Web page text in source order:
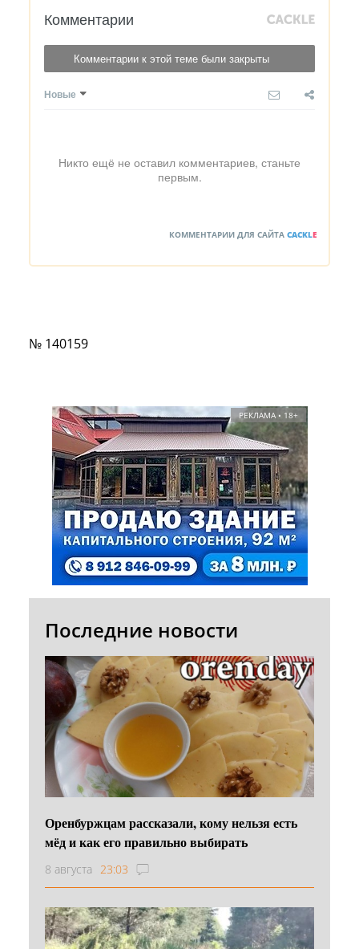
Комментарии
Комментарии к этой теме были закрыты
Новые
Никто ещё не оставил комментариев, станьте
первым.
КОММЕНТАРИИ ДЛЯ САЙТА CACKLE
№ 140159
РЕКЛАМА • 18+
Последние новости
Оренбуржцам рассказали, кому нельзя есть
мёд и как его правильно выбирать
8 августа 23:03